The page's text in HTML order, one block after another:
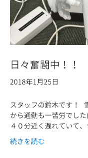
日々奮闘中！！
2018年1月25日
スタッフの鈴木です！
から通勤も一苦労でし
４０分近く遅れていて
続きを読む